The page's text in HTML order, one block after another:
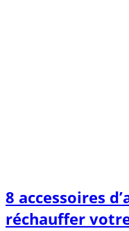
8 accessoires
réchauffer